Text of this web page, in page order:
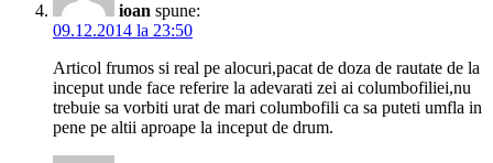
ioan spune:
09.12.2014 la 23:50
Articol frumos si real pe alocuri,pacat de doza de rautate de la
inceput unde face referire la adevarati zei ai columbofiliei,nu
trebuie sa vorbiti urat de mari columbofili ca sa puteti umfla in
pene pe altii aproape la inceput de drum.